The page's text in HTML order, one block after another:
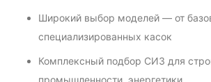
Широкий выбор моделей — от
специализированных касок
Комплексный подбор СИЗ для